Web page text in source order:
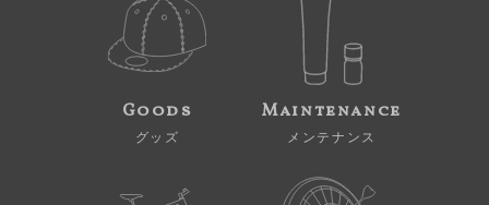
Goods
グッズ
Maintenance
メンテナンス